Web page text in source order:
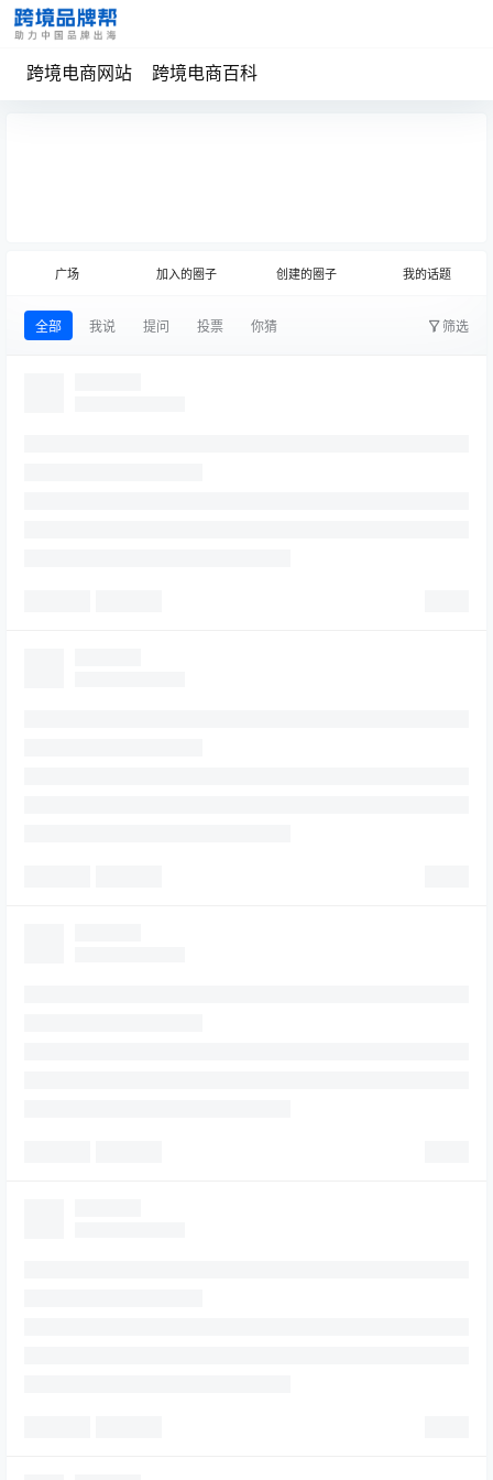
跨境电商网站 跨境电商百科
广场 加入的圈子 创建的圈子 我的话题
全部 我说 提问 投票 你猜 筛选